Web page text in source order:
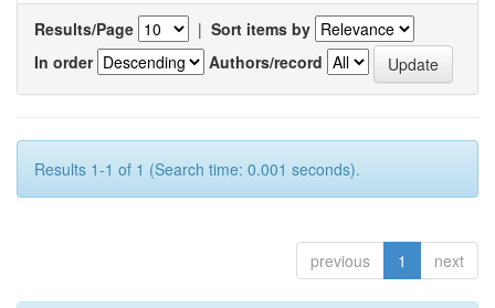
Results/Page | Sort items by
In order
Authors/record
Results 1-1 of 1 (Search time: 0.001 seconds).
previous 1 next